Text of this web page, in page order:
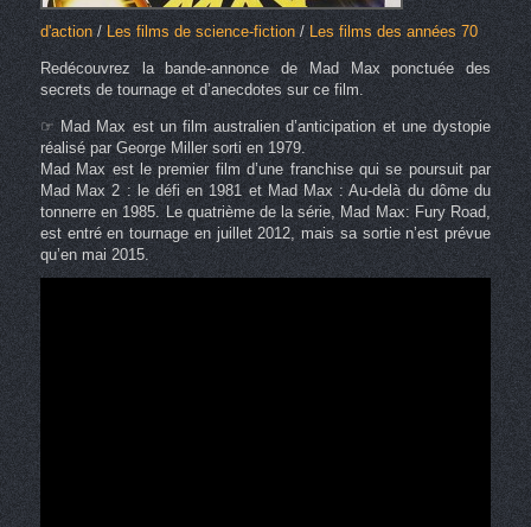
d'action/ Les films de science-fiction/Les films des années 70
Redécouvrez la bande-annonce de Mad Max ponctuée des
secrets de tournage et d’anecdotes sur ce film.
☞ Mad Max est un film australien d’anticipation et une dystopie
réalisé par George Miller sorti en 1979.
Mad Max est le premier film d’une franchise qui se poursuit par
Mad Max 2 : le défi en 1981 et Mad Max : Au-delà du dôme du
tonnerre en 1985. Le quatrième de la série, Mad Max: Fury Road,
est entré en tournage en juillet 2012, mais sa sortie n’est prévue
qu’en mai 2015.